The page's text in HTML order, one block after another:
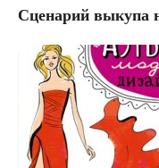
Сценарий выкупа